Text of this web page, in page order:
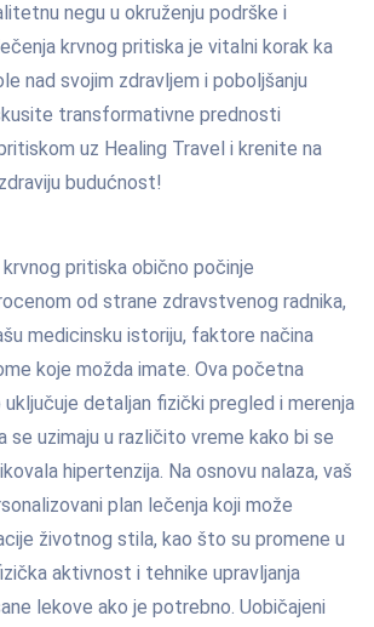
negu u okruženju podrške i
krvnog pritiska je vitalni korak ka
nad svojim zdravljem i poboljšanju
transformativne prednosti
uz Healing Travel i krenite na
budućnost!
pritiska obično počinje
od strane zdravstvenog radnika,
medicinsku istoriju, faktore načina
koje možda imate. Ova početna
detaljan fizički pregled i merenja
se uzimaju u različito vreme kako bi se
hipertenzija. Na osnovu nalaza, vaš
plan lečenja koji može
životnog stila, kao što su promene u
aktivnost i tehnike upravljanja
lekove ako je potrebno. Uobičajeni